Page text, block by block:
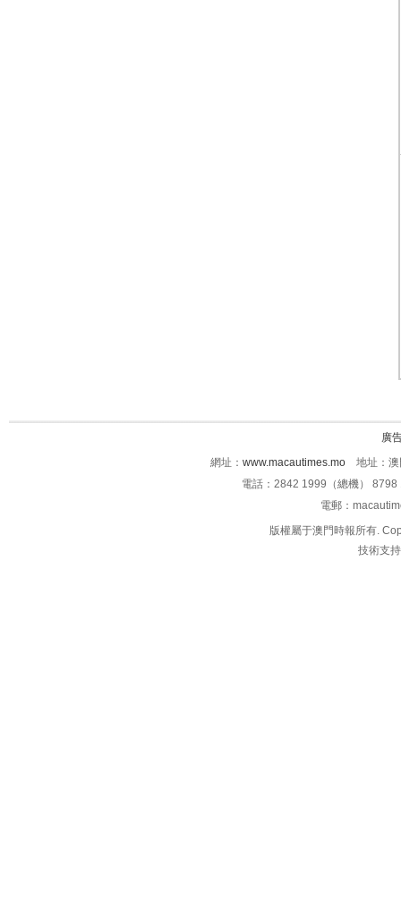
廣
網址： www.macautimes.mo 地址：澳
電話：2842 1999（總機）
電郵：
版權屬于澳門時報所有.
技術支